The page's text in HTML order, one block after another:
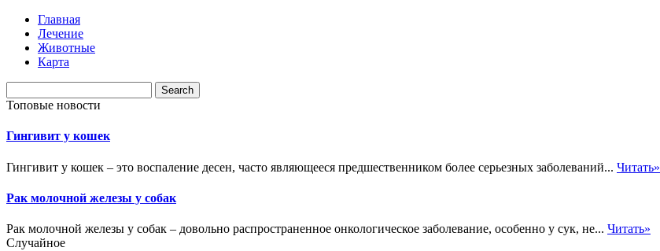
Главная
Лечение
Животные
Карта
Топовые новости
Гингивит у кошек
Гингивит у кошек – это воспаление десен, часто являющееся предшественником более серьезных заболеваний... Читать»
Рак молочной железы у собак
Рак молочной железы у собак – довольно распространенное онкологическое заболевание, особенно у сук, не... Читать»
Случайное